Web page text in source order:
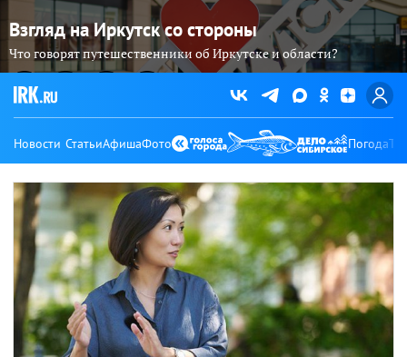
Взгляд на Иркутск со стороны
Что говорят путешественники об Иркутске и области?
Новости СтатьиАфишаФото Погода